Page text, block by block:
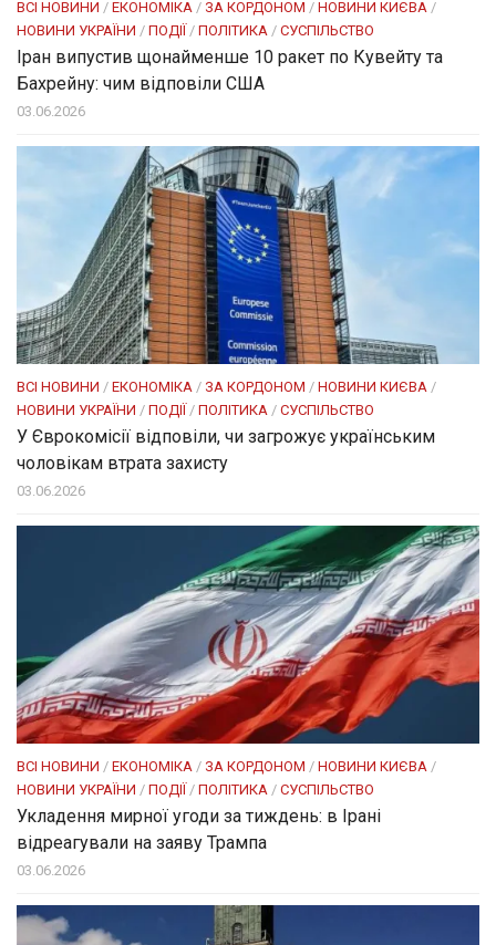
ВСІ НОВИНИ / ЕКОНОМІКА / ЗА КОРДОНОМ / НОВИНИ КИЄВА /
НОВИНИ УКРАЇНИ / ПОДІЇ / ПОЛІТИКА / СУСПІЛЬСТВО
Іран випустив щонайменше 10 ракет по Кувейту та
Бахрейну: чим відповіли США
03.06.2026
ВСІ НОВИНИ / ЕКОНОМІКА / ЗА КОРДОНОМ / НОВИНИ КИЄВА /
НОВИНИ УКРАЇНИ / ПОДІЇ / ПОЛІТИКА / СУСПІЛЬСТВО
У Єврокомісії відповіли, чи загрожує українським
чоловікам втрата захисту
03.06.2026
ВСІ НОВИНИ / ЕКОНОМІКА / ЗА КОРДОНОМ / НОВИНИ КИЄВА /
НОВИНИ УКРАЇНИ / ПОДІЇ / ПОЛІТИКА / СУСПІЛЬСТВО
Укладення мирної угоди за тиждень: в Ірані
відреагували на заяву Трампа
03.06.2026